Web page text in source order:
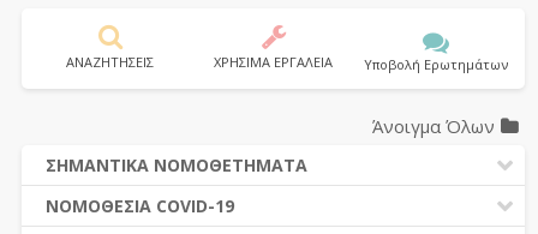
ΑΝΑΖΗΤΗΣΕΙΣ ΧΡΗΣΙΜΑ ΕΡΓΑΛΕΙΑ Υποβολή Ερωτημάτων
Άνοιγμα Όλων
ΣΗΜΑΝΤΙΚΑ ΝΟΜΟΘΕΤΗΜΑΤΑ
ΔΗΜΟΣΙΕΣ ΣΥΜΒΑΣΕΙΣ (Ν. 4412/2016)
ΝΟΜΟΘΕΣΙΑ COVID-19